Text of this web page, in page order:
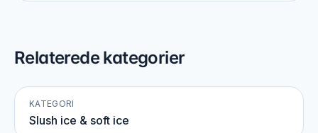
Relaterede kategorier
KATEGORI
Slush ice & soft ice